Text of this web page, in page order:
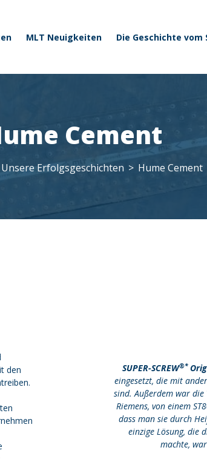
MLT Neuigkeiten Die Geschichte vom
Cement
Unsere Erfolgsgeschichten Hume Cement
den
SUPER-SCREW®*
eingesetzt, die mit
sind. Außerdem war
Riemens, von einem
dass man sie durch
einzige Lösung, die
machte, war